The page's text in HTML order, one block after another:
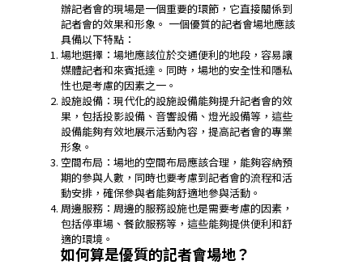
辦記者會的現場是一個重要的環節，它直接關係到
記者會的效果和形象。 一個優質的記者會場地應該
具備以下特點：
場地選擇：場地應該位於交通便利的地段，容易讓
媒體記者和來賓抵達。同時，場地的安全性和隱私
性也是考慮的因素之一。
設施設備：現代化的設施設備能夠提升記者會的效
果，包括投影設備、音響設備、燈光設備等，這些
設備能夠有效地展示活動內容，提高記者會的專業
形象。
空間布局：場地的空間布局應該合理，能夠容納預
期的參與人數，同時也要考慮到記者會的流程和活
動安排，確保參與者能夠舒適地參與活動。
周邊服務：周邊的服務設施也是需要考慮的因素，
包括停車場、餐飲服務等，這些能夠提供便利和舒
適的環境。
如何算是優質的記者會場地？